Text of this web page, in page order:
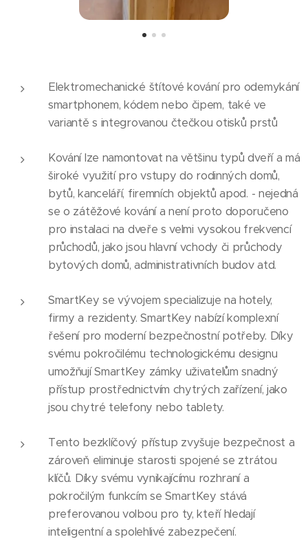
Elektromechanické štítové kování pro odemykání
smartphonem, kódem nebo čipem, také ve
variantě s integrovanou čtečkou otisků prstů
Kování lze namontovat na většinu typů dveří a má
široké využití pro vstupy do rodinných domů,
bytů, kanceláří, firemních objektů apod. - nejedná
se o zátěžové kování a není proto doporučeno
pro instalaci na dveře s velmi vysokou frekvencí
průchodů, jako jsou hlavní vchody či průchody
bytových domů, administrativních budov atd.
SmartKey se vývojem specializuje na hotely,
firmy a rezidenty. SmartKey nabízí komplexní
řešení pro moderní bezpečnostní potřeby. Díky
svému pokročilému technologickému designu
umožňují SmartKey zámky uživatelům snadný
přístup prostřednictvím chytrých zařízení, jako
jsou chytré telefony nebo tablety.
Tento bezklíčový přístup zvyšuje bezpečnost a
zároveň eliminuje starosti spojené se ztrátou
klíčů. Díky svému vynikajícímu rozhraní a
pokročilým funkcím se SmartKey stává
preferovanou volbou pro ty, kteří hledají
inteligentní a spolehlivé zabezpečení.